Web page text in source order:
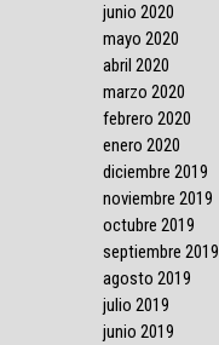
junio 2020
mayo 2020
abril 2020
marzo 2020
febrero 2020
enero 2020
diciembre 2019
noviembre 2019
octubre 2019
septiembre 2019
agosto 2019
julio 2019
junio 2019